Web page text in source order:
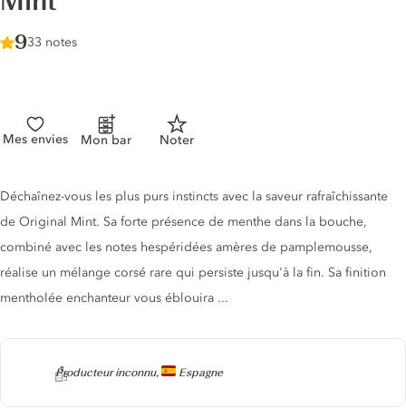
Score :
9/ 10
33 notes
Mes envies Mon bar Noter
Producteur
Producteur inconnu, Espagne
Description du tonic
Déchaînez-vous les plus purs instincts avec la saveur rafraîchissante
de Original Mint. Sa forte présence de menthe dans la bouche,
combiné avec les notes hespéridées amères de pamplemousse,
réalise un mélange corsé rare qui persiste jusqu'à la fin. Sa finition
mentholée enchanteur vous éblouira ...